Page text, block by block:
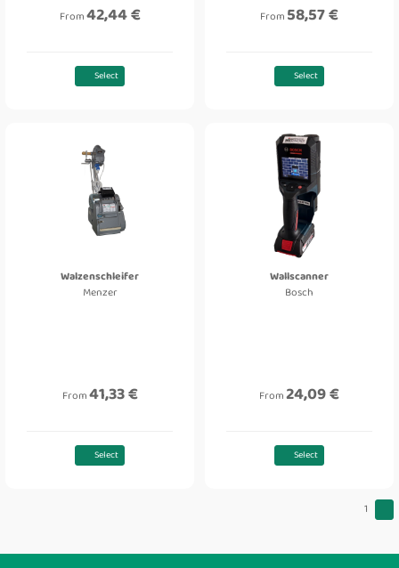
From42,44 €
Select
From58,57 €
Select
Walzenschleifer
Menzer
From41,33 €
Select
Wallscanner
Bosch
From24,09 €
Select
1